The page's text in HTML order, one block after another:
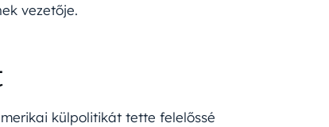
vezetője.
külpolitikát tette felelőssé